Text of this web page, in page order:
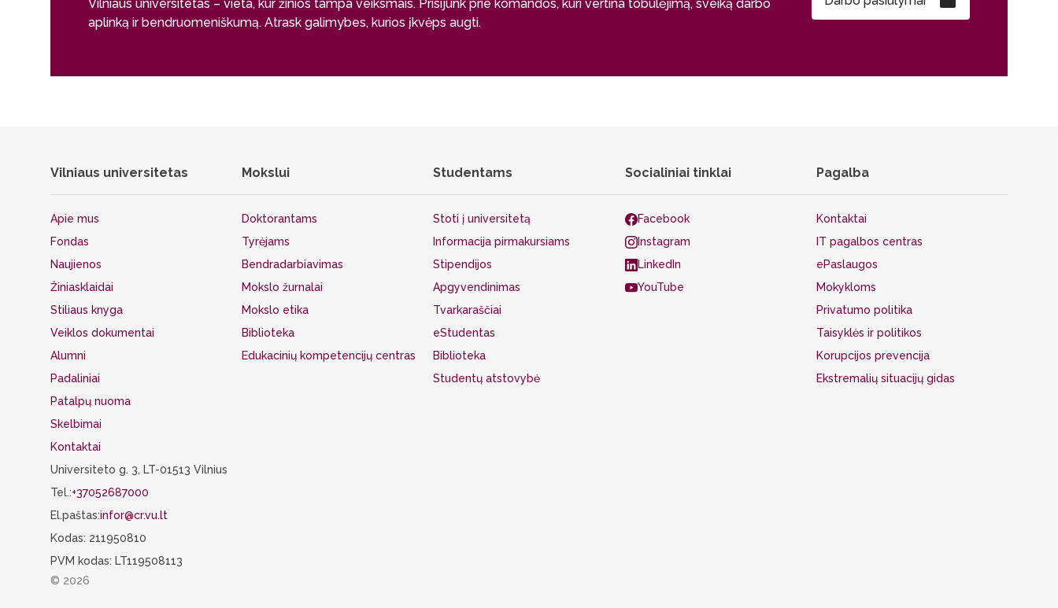
Vilniaus universitetas – vieta, kur žinios tampa veiksmais. Prisijunk prie komandos, kuri vertina tobulėjimą, sveiką darbo
aplinką ir bendruomeniškumą. Atrask galimybes, kurios įkvėps augti.
Vilniaus universitetas
Apie mus
Fondas
Naujienos
Žiniasklaidai
Stiliaus knyga
Veiklos dokumentai
Alumni
Padaliniai
Patalpų nuoma
Skelbimai
Kontaktai
Universiteto g. 3, LT-01513 Vilnius
Tel.:+37052687000
El.paštas:infor@cr.vu.lt
Kodas: 211950810
PVM kodas: LT119508113
Mokslui
Doktorantams
Tyrėjams
Bendradarbiavimas
Mokslo žurnalai
Mokslo etika
Biblioteka
Edukacinių kompetencijų centras
Studentams
Stoti į universitetą
Informacija pirmakursiams
Stipendijos
Apgyvendinimas
Tvarkaraščiai
eStudentas
Biblioteka
Studentų atstovybė
Socialiniai tinklai
Facebook
Instagram
LinkedIn
YouTube
Pagalba
Kontaktai
IT pagalbos centras
ePaslaugos
Mokykloms
Privatumo politika
Taisyklės ir politikos
Korupcijos prevencija
Ekstremalių situacijų gidas
© 2026